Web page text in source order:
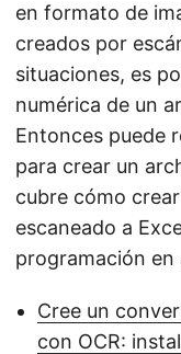
en formato de
creados por
situaciones, es
numérica de un
Entonces puede
para crear un
cubre cómo
escaneado a
programación en
Cree un
con OCR: